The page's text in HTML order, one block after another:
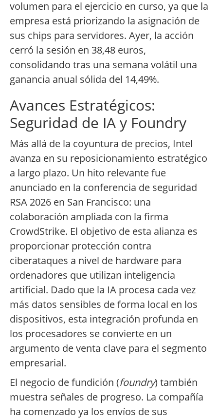
volumen para el ejercicio en curso, ya que la
empresa está priorizando la asignación de
sus chips para servidores. Ayer, la acción
cerró la sesión en 38,48 euros,
consolidando tras una semana volátil una
ganancia anual sólida del 14,49%.
Avances Estratégicos:
Seguridad de IA y Foundry
Más allá de la coyuntura de precios, Intel
avanza en su reposicionamiento estratégico
a largo plazo. Un hito relevante fue
anunciado en la conferencia de seguridad
RSA 2026 en San Francisco: una
colaboración ampliada con la firma
CrowdStrike. El objetivo de esta alianza es
proporcionar protección contra
ciberataques a nivel de hardware para
ordenadores que utilizan inteligencia
artificial. Dado que la IA procesa cada vez
más datos sensibles de forma local en los
dispositivos, esta integración profunda en
los procesadores se convierte en un
argumento de venta clave para el segmento
empresarial.
El negocio de fundición (foundry) también
muestra señales de progreso. La compañía
ha comenzado ya los envíos de sus